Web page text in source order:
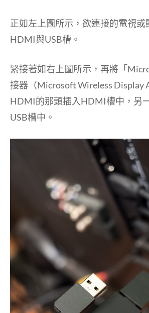
正如左上圖所示，欲連接的電視或
HDMI與USB槽。
緊接著如右上圖所示，再將「
接器（Microsoft Wireless Display
HDMI的那頭插入HDMI槽中，另
USB槽中。